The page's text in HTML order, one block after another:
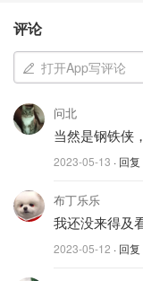
评论
打开App写评论
问北
当然是钢铁侠
2023-05-13 · 回复
布丁乐乐
我还没来得及
2023-05-12 · 回复